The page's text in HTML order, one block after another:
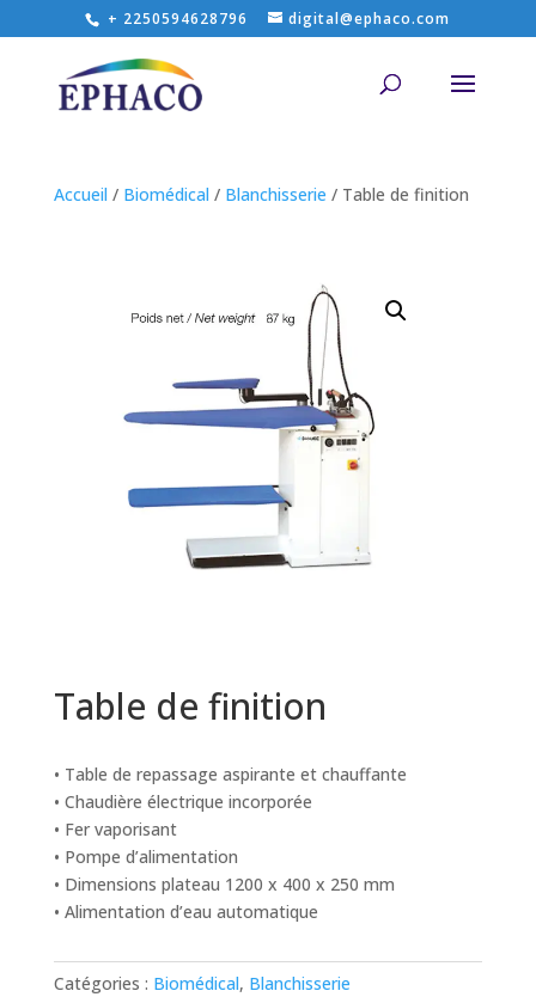
+ 2250594628796 digital@ephaco.com
Accueil / Biomédical / Blanchisserie / Table de finition
Table de finition
• Table de repassage aspirante et chauffante
• Chaudière électrique incorporée
• Fer vaporisant
• Pompe d’alimentation
• Dimensions plateau 1200 x 400 x 250 mm
• Alimentation d’eau automatique
Catégories : Biomédical, Blanchisserie